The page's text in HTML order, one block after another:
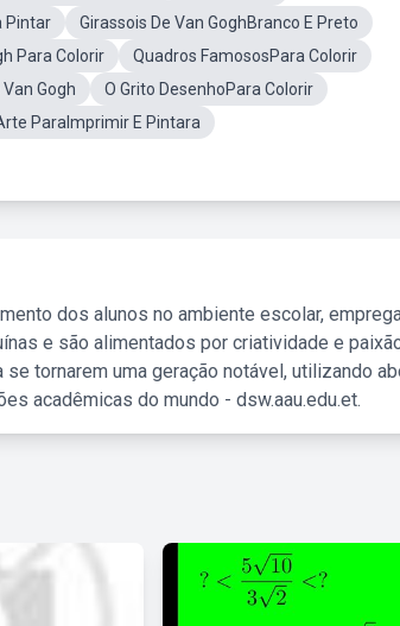
Pintar
Girassois De Van GoghBranco E Preto
Para Colorir
Quadros FamososPara Colorir
Gogh
O Grito DesenhoPara Colorir
ParaImprimir E Pintara
dos alunos no ambiente escolar,
e são alimentados por criatividade e
tornarem uma geração notável, utilizando
acadêmicas do mundo - dsw.aau.edu.et.